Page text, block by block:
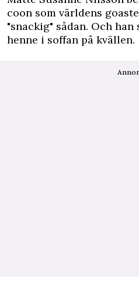
coon som världens
"snackig" sådan. Och
henne i soffan på kvällen.